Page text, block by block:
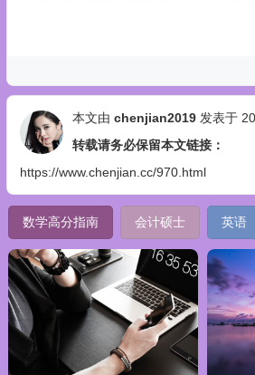
本文由 chenjian2019发表于
转载请务必保留本文链接：
https://www.chenjian.cc/970.html
数学高分指南 会计硕士 英语